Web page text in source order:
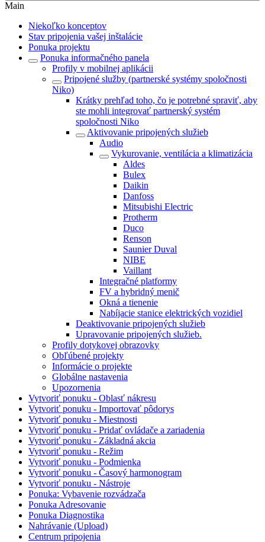
Main
Niekoľko konceptov
Stav pripojenia vašej inštalácie
Ponuka projektu
Ponuka informačného panela
Profily v mobilnej aplikácii
Pripojené služby (partnerské systémy spoločnosti
Niko)
Krátky prehľad toho, čo je potrebné spraviť, aby
ste mohli integrovať partnerský systém
spoločnosti Niko
Aktivovanie pripojených služieb
Audio
Vykurovanie, ventilácia a klimatizácia
Aldes
Bulex
Daikin
Danfoss
Mitsubishi Electric
Protherm
Duco
Renson
Saunier Duval
NIBE
Vaillant
Integračné platformy
FV a hybridný menič
Okná a tienenie
Nabíjacie stanice elektrických vozidiel
Deaktivovanie pripojených služieb
Upravovanie pripojených služieb.
Profily dotykovej obrazovky
Obľúbené projekty
Informácie o projekte
Globálne nastavenia
Upozornenia
Vytvoriť ponuku - Oblasť nákresu
Vytvoriť ponuku - Importovať pôdorys
Vytvoriť ponuku - Miestnosti
Vytvoriť ponuku - Pridať ovládače a zariadenia
Vytvoriť ponuku - Základná akcia
Vytvoriť ponuku - Režim
Vytvoriť ponuku - Podmienka
Vytvoriť ponuku - Časový harmonogram
Vytvoriť ponuku - Nástroje
Ponuka: Vybavenie rozvádzača
Ponuka Adresovanie
Ponuka Diagnostika
Nahrávanie (Upload)
Centrum pripojenia